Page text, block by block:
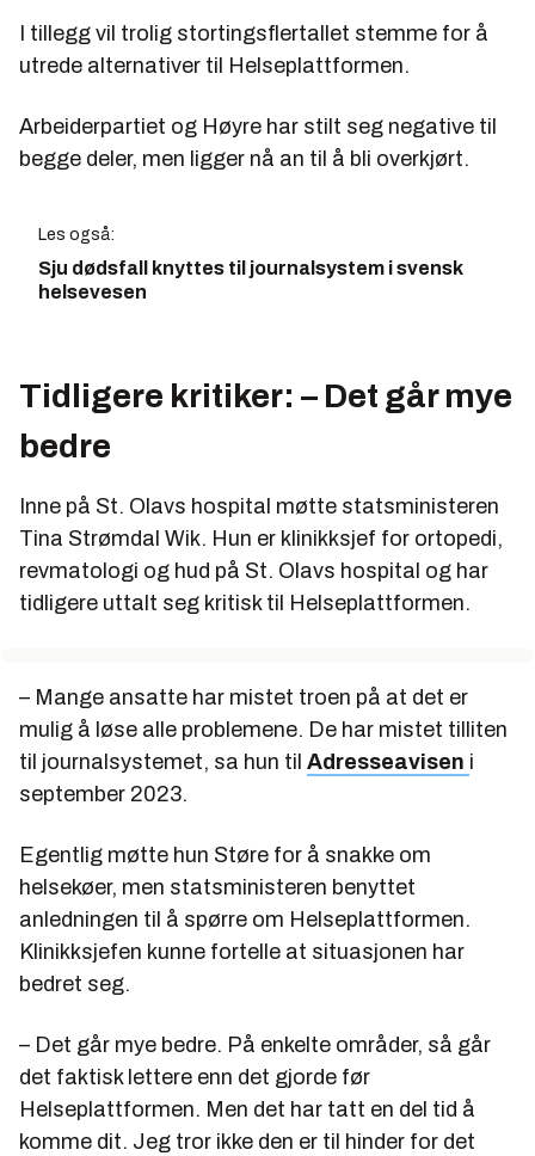
I tillegg vil trolig stortingsflertallet stemme for å
utrede alternativer til Helseplattformen.
Arbeiderpartiet og Høyre har stilt seg negative til
begge deler, men ligger nå an til å bli overkjørt.
Les også:
Sju dødsfall knyttes til journal­system i svensk
helsevesen
Tidligere kritiker: – Det går mye
bedre
Inne på St. Olavs hospital møtte statsministeren
Tina Strømdal Wik. Hun er klinikksjef for ortopedi,
revmatologi og hud på St. Olavs hospital og har
tidligere uttalt seg kritisk til Helseplattformen.
– Mange ansatte har mistet troen på at det er
mulig å løse alle problemene. De har mistet tilliten
til journalsystemet, sa hun til Adresseavisen i
september 2023.
Egentlig møtte hun Støre for å snakke om
helsekøer, men statsministeren benyttet
anledningen til å spørre om Helseplattformen.
Klinikksjefen kunne fortelle at situasjonen har
bedret seg.
– Det går mye bedre. På enkelte områder, så går
det faktisk lettere enn det gjorde før
Helseplattformen. Men det har tatt en del tid å
komme dit. Jeg tror ikke den er til hinder for det